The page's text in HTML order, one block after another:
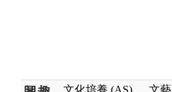
文化培養 (AS)
文藝